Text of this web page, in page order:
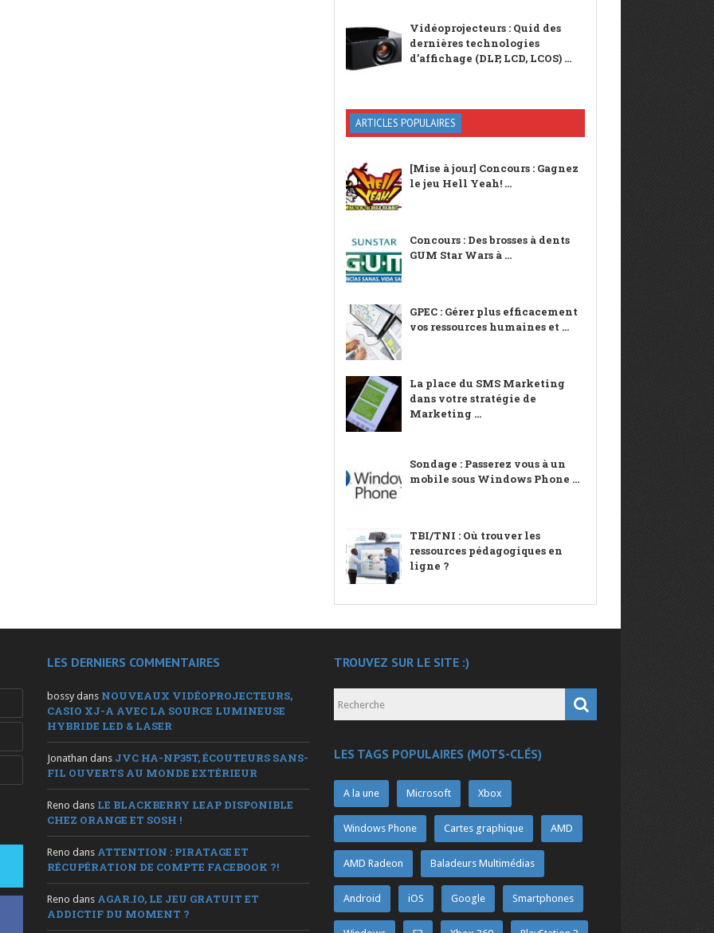
Vidéoprojecteurs : Quid des
dernières technologies
d’affichage (DLP, LCD, LCOS) ...
ARTICLES POPULAIRES
[Mise à jour] Concours : Gagnez
le jeu Hell Yeah! ...
Concours : Des brosses à dents
GUM Star Wars à ...
GPEC : Gérer plus efficacement
vos ressources humaines et ...
La place du SMS Marketing
dans votre stratégie de
Marketing ...
Sondage : Passerez vous à un
mobile sous Windows Phone ...
TBI/TNI : Où trouver les
ressources pédagogiques en
ligne ?
LES DERNIERS COMMENTAIRES
bossy dans NOUVEAUX VIDÉOPROJECTEURS,
CASIO XJ-A AVEC LA SOURCE LUMINEUSE
HYBRIDE LED & LASER
Jonathan dans JVC HA-NP35T, ÉCOUTEURS SANS-
FIL OUVERTS AU MONDE EXTÉRIEUR
Reno dans LE BLACKBERRY LEAP DISPONIBLE
CHEZ ORANGE ET SOSH !
Reno dans ATTENTION : PIRATAGE ET
RÉCUPÉRATION DE COMPTE FACEBOOK ?!
Reno dans AGAR.IO, LE JEU GRATUIT ET
ADDICTIF DU MOMENT ?
TROUVEZ SUR LE SITE :)
LES TAGS POPULAIRES (MOTS-CLÉS)
A la une Microsoft Xbox
Windows Phone Cartes graphique AMD
AMD Radeon Baladeurs Multimédias
Android iOS Google Smartphones